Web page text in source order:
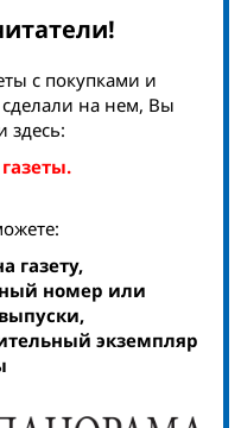
с покупками и
на нем, Вы
здесь:
газету,
номер или
экземпляр